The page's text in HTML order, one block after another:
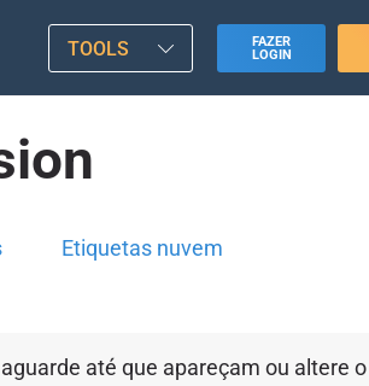
TOOLS
FAZER
LOGIN
Etiquetas nuvem